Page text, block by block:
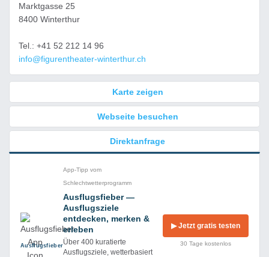
Marktgasse 25
8400 Winterthur
Tel.: +41 52 212 14 96
info@figurentheater-winterthur.ch
Karte zeigen
Webseite besuchen
Direktanfrage
Ausflug­sfieber
App-Tipp vom
Schlechtwetterprogramm
Ausflugsfieber —
Ausflugsziele
entdecken, merken &
erleben
Über 400 kuratierte
Ausflugsziele, wetterbasiert
▶ Jetzt gratis testen
30 Tage kostenlos